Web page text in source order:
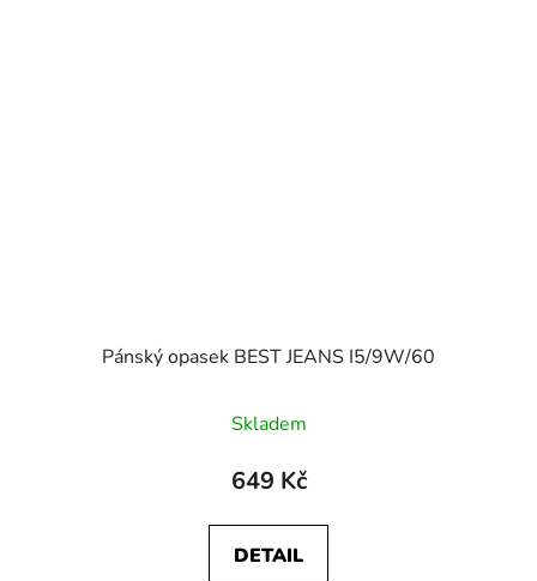
Pánský opasek BEST JEANS I5/9W/60
Skladem
649 Kč
DETAIL